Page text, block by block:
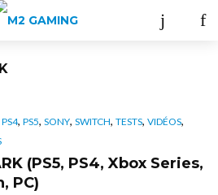
PS4, PS5, SONY, SWITCH, TESTS, VIDÉOS,
(PS5, PS4, Xbox Series,
PC)